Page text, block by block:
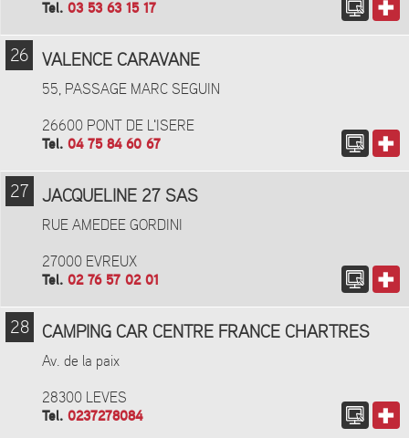
Tel. 03 53 63 15 17
26 VALENCE CARAVANE
55, PASSAGE MARC SEGUIN
26600 PONT DE L'ISERE
Tel. 04 75 84 60 67
27 JACQUELINE 27 SAS
RUE AMEDEE GORDINI
27000 EVREUX
Tel. 02 76 57 02 01
28 CAMPING CAR CENTRE FRANCE CHARTRES
Av. de la paix
28300 LEVES
Tel. 0237278084